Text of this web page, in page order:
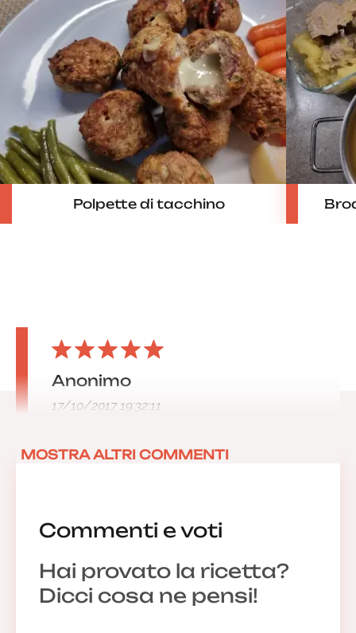
Polpette di tacchino
Commenti e voti
Hai provato la ricetta?
Dicci cosa ne pensi!
Anonimo
17/10/2017 19:32:11
MOSTRA ALTRI COMMENTI